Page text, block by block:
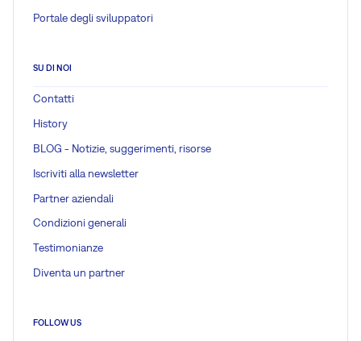
Portale degli sviluppatori
SU DI NOI
Contatti
History
BLOG - Notizie, suggerimenti, risorse
Iscriviti alla newsletter
Partner aziendali
Condizioni generali
Testimonianze
Diventa un partner
FOLLOW US